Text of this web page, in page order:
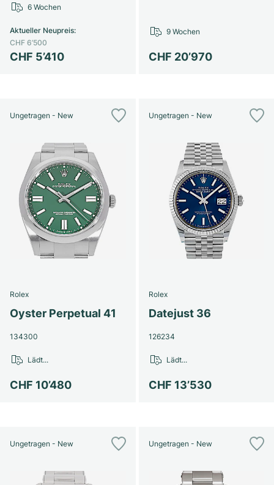
CHF 5’410
Aktueller Neupreis:
CHF 6’500
6 Wochen
CHF 20’970
9 Wochen
Ungetragen - New
Rolex
Oyster Perpetual 41
134300
CHF 10’480
Lädt...
Ungetragen - New
Rolex
Datejust 36
126234
CHF 13’530
Lädt...
Ungetragen - New Ungetragen - New